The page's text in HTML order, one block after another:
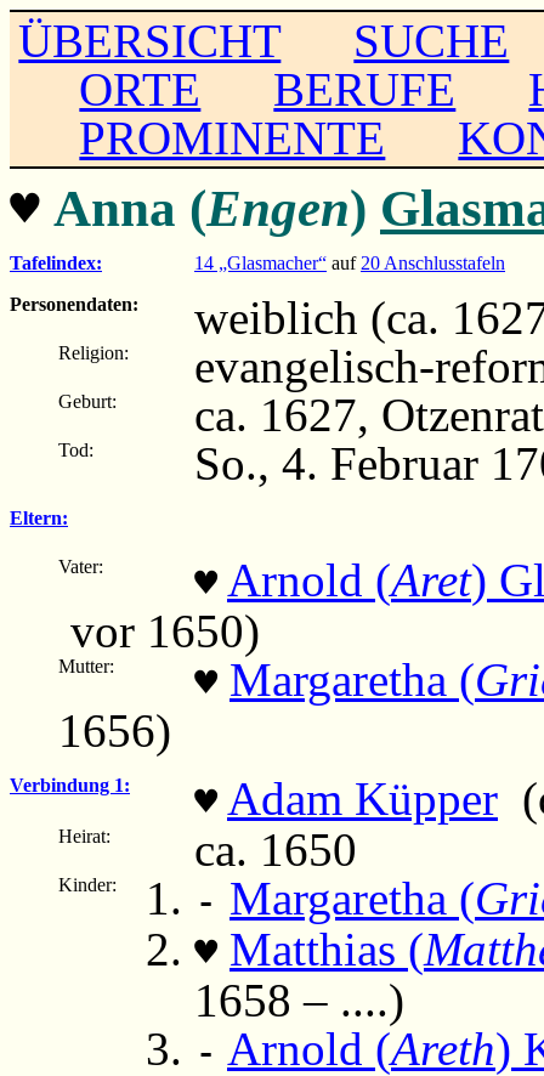
ÜBERSICHT
SUCHE
ORTE
BERUFE
PROMINENTE
♥ Anna (Engen)
Tafelindex: 14 „Glasmacher“ auf 20 Anschlusstafeln
Personendaten:
weiblich (ca.
Religion: evangelisch-
Geburt: ca. 1627,
Tod: So., 4. Februar
Eltern:
Vater: ♥ Arnold (Aret)
vor 1650)
Mutter: ♥ Margaretha (
1656)
Verbindung 1: ♥ Adam Küpper
Heirat: ca. 1650
Kinder: - Margaretha (
♥ Matthias (
1658 – ....)
- Arnold (Areth)